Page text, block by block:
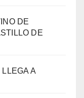
DE
DE
A